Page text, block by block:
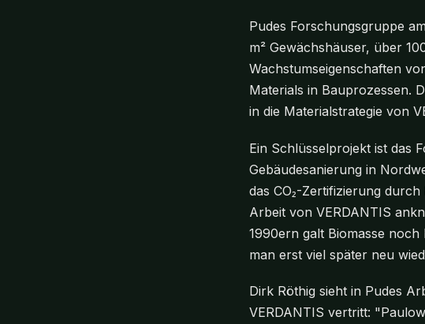
Pudes Forschungsgruppe
m² Gewächshäuser, über
Wachstumseigenschaften
Materials in Bauprozessen.
in die Materialstrategie von
Ein Schlüsselprojekt ist das
Gebäudesanierung in
das CO₂-Zertifizierung
Arbeit von VERDANTIS
1990ern galt Biomasse
man erst viel später neu
Dirk Röthig sieht in Pudes
VERDANTIS vertritt: